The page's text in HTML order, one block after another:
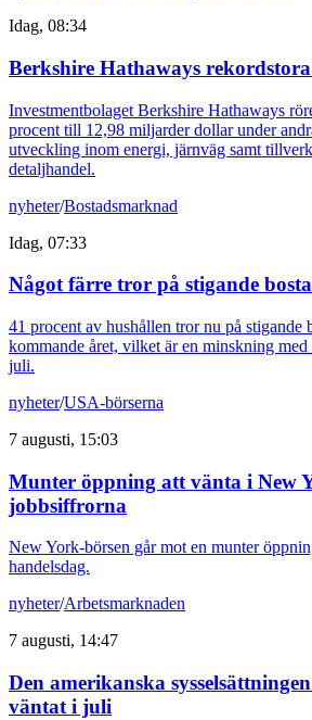
Idag, 08:34
Berkshire Hathaways
Investmentbolaget Berkshire Hathaways
procent till 12,98 miljarder dollar under
utveckling inom energi, järnväg samt
detaljhandel.
nyheter/Bostadsmarknad
Idag, 07:33
Något färre tror på stigande
41 procent av hushållen tror nu på stigande
kommande året, vilket är en minskning med
juli.
nyheter/USA-börserna
7 augusti, 15:03
Munter öppning att vänta i New
jobbsiffrorna
New York-börsen går mot en munter
handelsdag.
nyheter/Arbetsmarknaden
7 augusti, 14:47
Den amerikanska
väntat i juli